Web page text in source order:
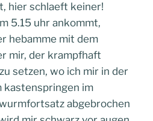
hier schlaeft keiner!
5.15 uhr ankommt,
hebamme mit dem
mir, der krampfhaft
setzen, wo ich mir in der
kastenspringen im
abgebrochen